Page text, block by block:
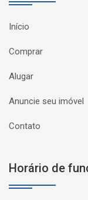
Início
Comprar
Alugar
Anuncie seu imóvel
Contato
Horário de